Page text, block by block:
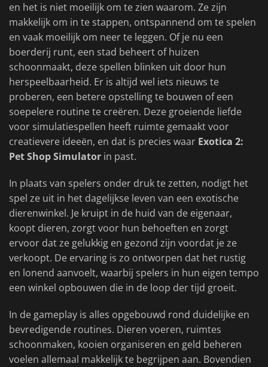
en het is niet moeilijk om te zien waarom. Ze zijn
makkelijk om in te stappen, ontspannend om te spelen
en vaak moeilijk om neer te leggen. Of je nu een
boerderij runt, een stad beheert of huizen
schoonmaakt, deze spellen blinken uit door hun
herspeelbaarheid. Er is altijd wel iets nieuws te
proberen, een betere opstelling te bouwen of een
soepelere routine te creëren. Deze groeiende liefde
voor simulatiespellen heeft ruimte gemaakt voor
creatievere ideeën, en dat is precies waar Exotica 2:
Pet Shop Simulator in past.
In plaats van spelers onder druk te zetten, nodigt het
spel ze uit in het dagelijkse leven van een exotische
dierenwinkel. Je kruipt in de huid van de eigenaar,
koopt dieren, zorgt voor hun behoeften en zorgt
ervoor dat ze gelukkig en gezond zijn voordat je ze
verkoopt. De ervaring is zo ontworpen dat het rustig
en lonend aanvoelt, waarbij spelers in hun eigen tempo
een winkel opbouwen die in de loop der tijd groeit.
In de gameplay is alles opgebouwd rond duidelijke en
bevredigende routines. Dieren voeren, ruimtes
schoonmaken, kooien organiseren en geld beheren
voelen allemaal makkelijk te begrijpen aan. Bovendien